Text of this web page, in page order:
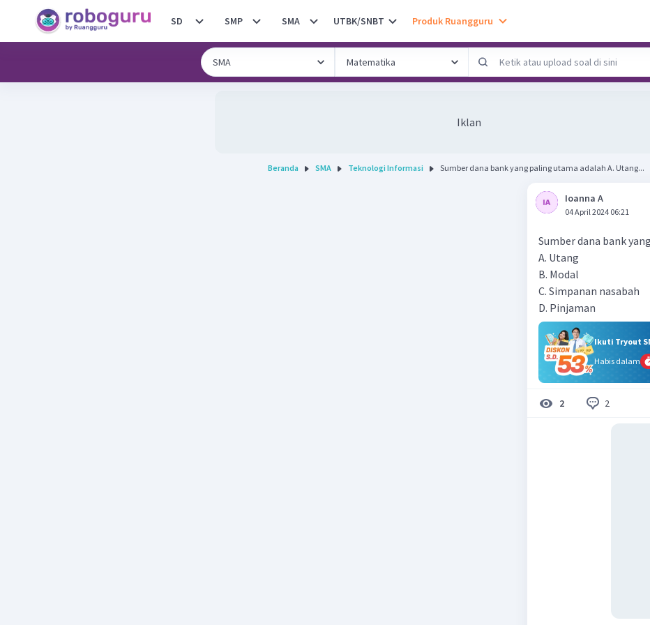
SD SMP SMA UTBK/SNBT Produk Ruangguru
Iklan
Beranda SMA Teknologi Informasi Sumber dana bank yang paling utama adalah A. Utang...
Ioanna A
04 April 2024 06:21
Sumber dana bank
A. Utang
B. Modal
C. Simpanan nasabah
D. Pinjaman
Ikuti Tryout
Habis dalam
2 2